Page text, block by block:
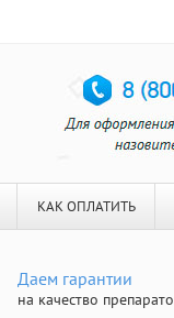
КАК ОПЛАТИТЬ
Даем гарантии
на качество